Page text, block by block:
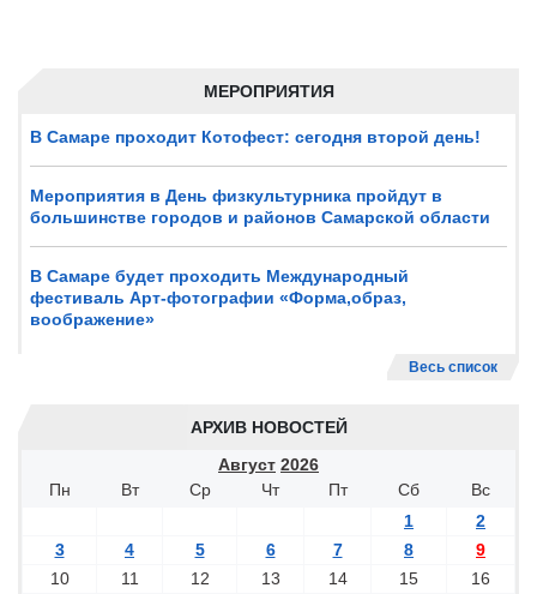
МЕРОПРИЯТИЯ
В Самаре проходит Котофест: сегодня второй день!
Мероприятия в День физкультурника пройдут в
большинстве городов и районов Самарской области
В Самаре будет проходить Международный
фестиваль Арт-фотографии «Форма,образ,
воображение»
Весь список
АРХИВ НОВОСТЕЙ
Август 2026
Пн
Вт Ср Чт Пт Сб
Вс
1
2
3
4 5 6 7 8
9
10
11 12 13 14 15 16